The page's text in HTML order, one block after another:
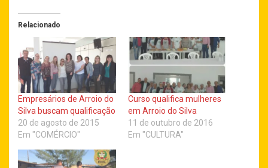
Relacionado
Empresários de Arroio do
Silva buscam qualificação
20 de agosto de 2015
Em "COMÉRCIO"
Curso qualifica mulheres
em Arroio do Silva
11 de outubro de 2016
Em "CULTURA"